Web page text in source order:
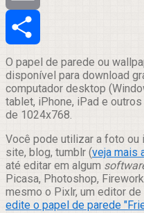
Email
Compartilhar
O papel de parede ou
disponível para download
computador desktop
tablet, iPhone, iPad e
de 1024x768.
Você pode utilizar a foto ou
site, blog, tumblr (veja mais
até editar em algum
Picasa, Photoshop,
mesmo o Pixlr, um editor de
edite o papel de parede